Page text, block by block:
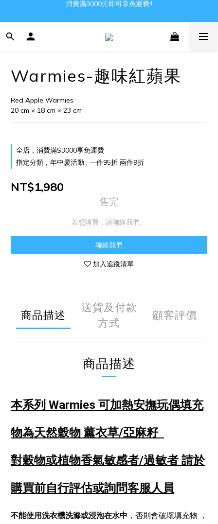
Gather all the joys in the world
Warmies-趣味紅蘋果
Red Apple Warmies
20 cm × 18 cm × 23 cm
全店，消費滿$3000享免運費
指定分類，年中慶活動 : 一件95折 兩件9折
NT$1,980
售完
若想購買，請聯絡我們。
聯絡我們
加入追蹤清單
商品描述
送貨及付款
方式
顧客評價
商品描述
本系列 Warmies 可加熱安撫玩偶填充
物為天然穀物 薰衣草/亞麻籽
對穀物或植物香氣敏感者/過敏者 請於
購買前自行評估或詢問客服人員
不能使用洗衣機洗滌或浸泡在水中 ，否則會破壞填充物 ，